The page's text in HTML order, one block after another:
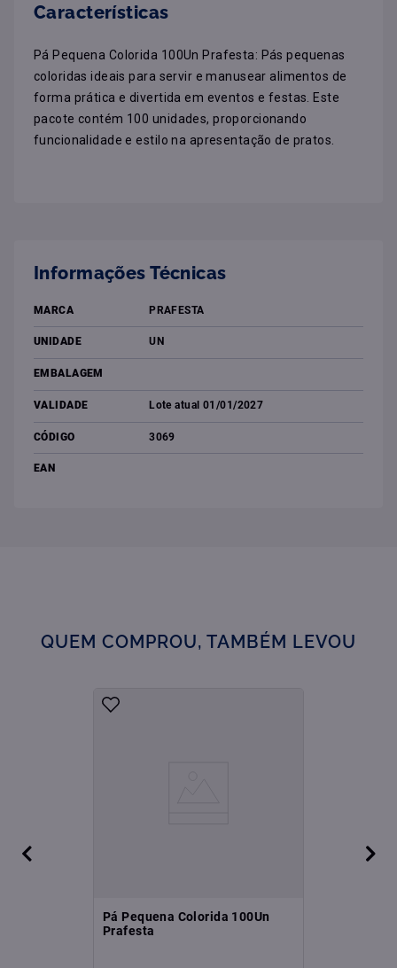
Características
Pá Pequena Colorida 100Un Prafesta: Pás pequenas
coloridas ideais para servir e manusear alimentos de
forma prática e divertida em eventos e festas. Este
pacote contém 100 unidades, proporcionando
funcionalidade e estilo na apresentação de pratos.
Informações Técnicas
MARCA PRAFESTA
UNIDADE UN
EMBALAGEM
VALIDADE Lote atual 01/01/2027
CÓDIGO 3069
EAN
QUEM COMPROU, TAMBÉM LEVOU
Pá Pequena Colorida 100Un
Prafesta